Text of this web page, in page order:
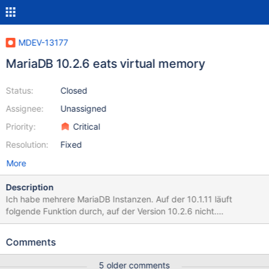
MDEV-13177
MariaDB 10.2.6 eats virtual memory
Status:
Assignee:
Priority:
Resolution:
Closed
Unassigned
Critical
Fixed
More
Description
Ich habe mehrere MariaDB Instanzen. Auf der 10.1.11 läuft
folgende Funktion durch, auf der Version 10.2.6 nicht.
Fehlermeldung: SQL Fehler (5) nicht genügend Speicher. Ich rufe
eingebettet in einem INPUT Statement, welches ich hier
Comments
5 older comments